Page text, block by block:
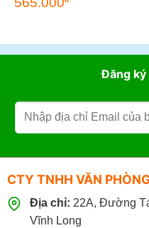
Đăng ký
CTY TNHH VĂN
Địa chỉ: 22A, Đường
Vĩnh Long